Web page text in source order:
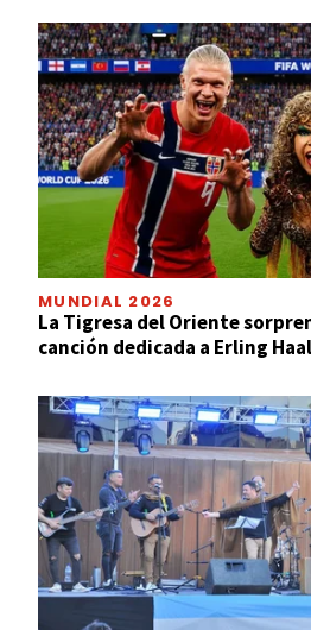
MUNDIAL 2026
La Tigresa del Oriente
canción dedicada a Erling